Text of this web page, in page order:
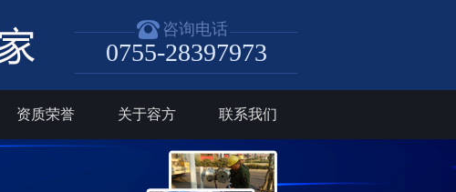
咨询电话
0755-28397973
资质荣誉 关于容方 联系我们